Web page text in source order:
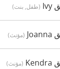
(طفل, بنت)
(مؤنث)
(مؤنث)